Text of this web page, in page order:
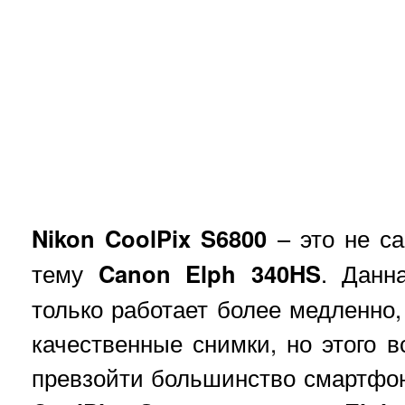
Nikon CoolPix S6800 – это не
тему Canon Elph 340HS.
только работает более
качественные снимки, но этого
превзойти большинство